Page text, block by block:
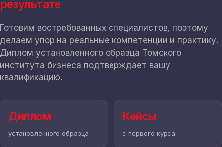
результате
Готовим востребованных специалистов, поэтому
делаем упор на реальные компетенции и практику.
Диплом установленного образца Томского
института бизнеса подтверждает вашу
квалификацию.
Диплом
установленного образца
Кейсы
с первого курса